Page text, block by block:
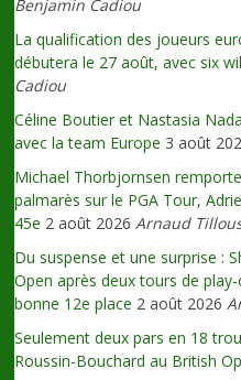
Benjamin Cadiou
La qualification des joueurs
débutera le 27 août, avec six
Cadiou
Céline Boutier et Nastasia
avec la team Europe 3 août
Michael Thorbjornsen
palmarès sur le PGA Tour,
45e 2 août 2026 Arnaud
Du suspense et une surprise :
Open après deux tours de
bonne 12e place 2 août 2026
Seulement deux pars en 18
Roussin-Bouchard au British